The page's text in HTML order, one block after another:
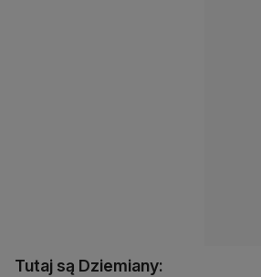
Tutaj są Dziemiany: